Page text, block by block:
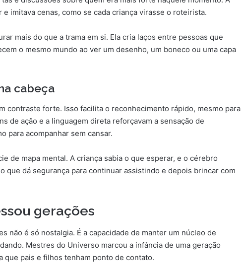
imitava cenas, como se cada criança virasse o roteirista.
mais do que a trama em si. Ela cria laços entre pessoas que
o mesmo mundo ao ver um desenho, um boneco ou uma capa
cabeça
contraste forte. Isso facilita o reconhecimento rápido, mesmo para
de ação e a linguagem direta reforçavam a sensação de
para acompanhar sem cansar.
de mapa mental. A criança sabia o que esperar, e o cérebro
que dá segurança para continuar assistindo e depois brincar com
gerações
não é só nostalgia. É a capacidade de manter um núcleo de
Mestres do Universo marcou a infância de uma geração
que pais e filhos tenham ponto de contato.